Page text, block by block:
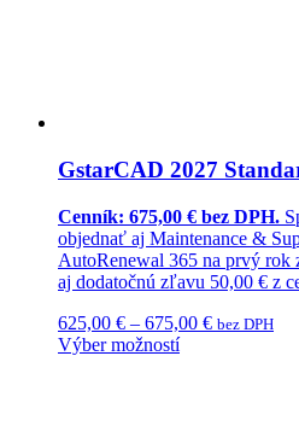
GstarCAD 2027
Cenník: 675,00 € bez DPH.
objednať aj Maintenance &
AutoRenewal 365 na prvý rok
aj dodatočnú zľavu 50,00 € z
625,00 € – 675,00 € bez DPH
Výber možností